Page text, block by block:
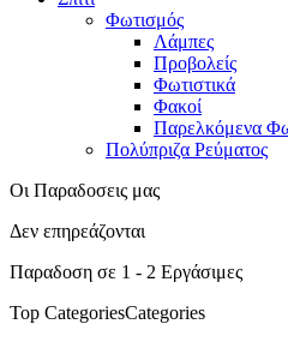
Φωτισμός
Λάμπες
Προβολείς
Φωτιστικά
Φακοί
Παρελκόμενα
Πολύπριζα Ρεύματος
Οι Παραδοσεις μας
Δεν επηρεάζονται
Παραδοση σε 1 - 2 Εργάσιμες
Top CategoriesCategories